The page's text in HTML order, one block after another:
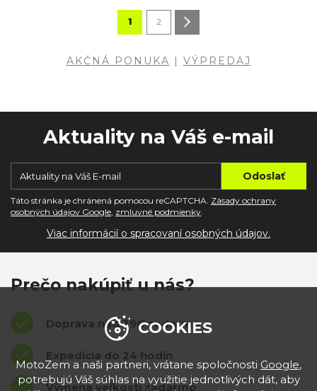
1 2
AKČNÁ PONUKA | VÝPREDAJ
Aktuality na Váš e-mail
Táto stránka je chránená pomocou reCAPTCHA. Zásady ochrany
osobných údajov Google zmluvné podmienky
Viac informácií o spracovaní osobných údajov.
Prečo nakúpiť u nás?
Doprava nad 39€ zadarmo
Expedícia do 24 hodín
Výmena veľkostí zadarmo
COOKIES
MotoZem a naši partneri, vrátane spoločnosti Google,
potrebujú Váš súhlas na využitie jednotlivých dát, aby